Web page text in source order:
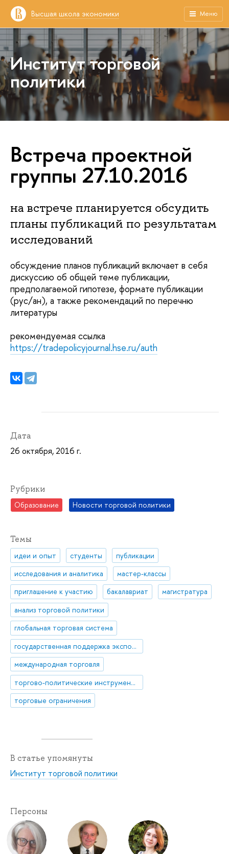
Высшая школа экономики Меню
Институт торговой
политики
Встреча проектной
группы 27.10.2016
на встрече планируется обсудить
планы публикаций по результатам
исследований
обсуждение планов публикаций включает в себя
дискуссию об общей теме публикации,
предполагаемой гипотезе, формате публикации
(рус/ан), а также рекомендаций по перечню
литературы
рекомендуемая ссылка
https://tradepolicyjournal.hse.ru/auth
Дата
26 октября, 2016 г.
Рубрики
Образование Новости торговой политики
Темы
идеи и опыт студенты
публикации
исследования и аналитика
мастер-классы
приглашение к участию
бакалавриат
магистратура
анализ торговой политики
глобальная торговая система
государственная поддержка экспорта
международная торговля
торгово-политические инструменты
торговые ограничения
В статье упомянуты
Институт торговой политики
Персоны